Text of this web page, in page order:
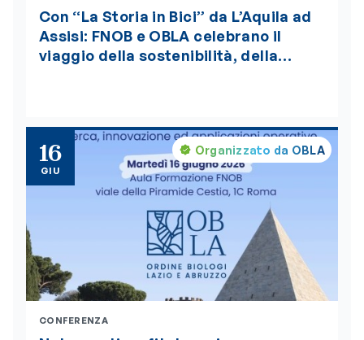
Con “La Storia in Bici” da L’Aquila ad
Assisi: FNOB e OBLA celebrano il
viaggio della sostenibilità, della
Organizzato da OBLA
16
GIU
CONFERENZA